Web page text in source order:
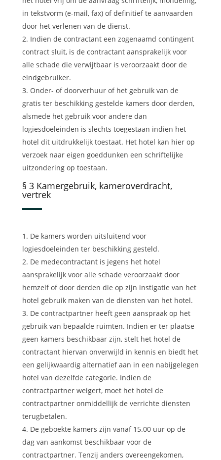
in tekstvorm (e-mail, fax) of definitief te aanvaarden
door het verlenen van de dienst.
Indien de contractant een zogenaamd contingent
contract sluit, is de contractant aansprakelijk voor
alle schade die verwijtbaar is veroorzaakt door de
eindgebruiker.
Onder- of doorverhuur of het gebruik van de
gratis ter beschikking gestelde kamers door derden,
alsmede het gebruik voor andere dan
logiesdoeleinden is slechts toegestaan indien het
hotel dit uitdrukkelijk toestaat. Het hotel kan hier op
verzoek naar eigen goeddunken een schriftelijke
uitzondering op toestaan.
§ 3 Kamergebruik, kameroverdracht,
vertrek
De kamers worden uitsluitend voor
logiesdoeleinden ter beschikking gesteld.
De medecontractant is jegens het hotel
aansprakelijk voor alle schade veroorzaakt door
hemzelf of door derden die op zijn instigatie van het
hotel gebruik maken van de diensten van het hotel.
De contractpartner heeft geen aanspraak op het
gebruik van bepaalde ruimten. Indien er ter plaatse
geen kamers beschikbaar zijn, stelt het hotel de
contractant hiervan onverwijld in kennis en biedt het
een gelijkwaardig alternatief aan in een nabijgelegen
hotel van dezelfde categorie. Indien de
contractpartner weigert, moet het hotel de
contractpartner onmiddellijk de verrichte diensten
terugbetalen.
De geboekte kamers zijn vanaf 15.00 uur op de
dag van aankomst beschikbaar voor de
contractpartner. Tenzij anders overeengekomen,